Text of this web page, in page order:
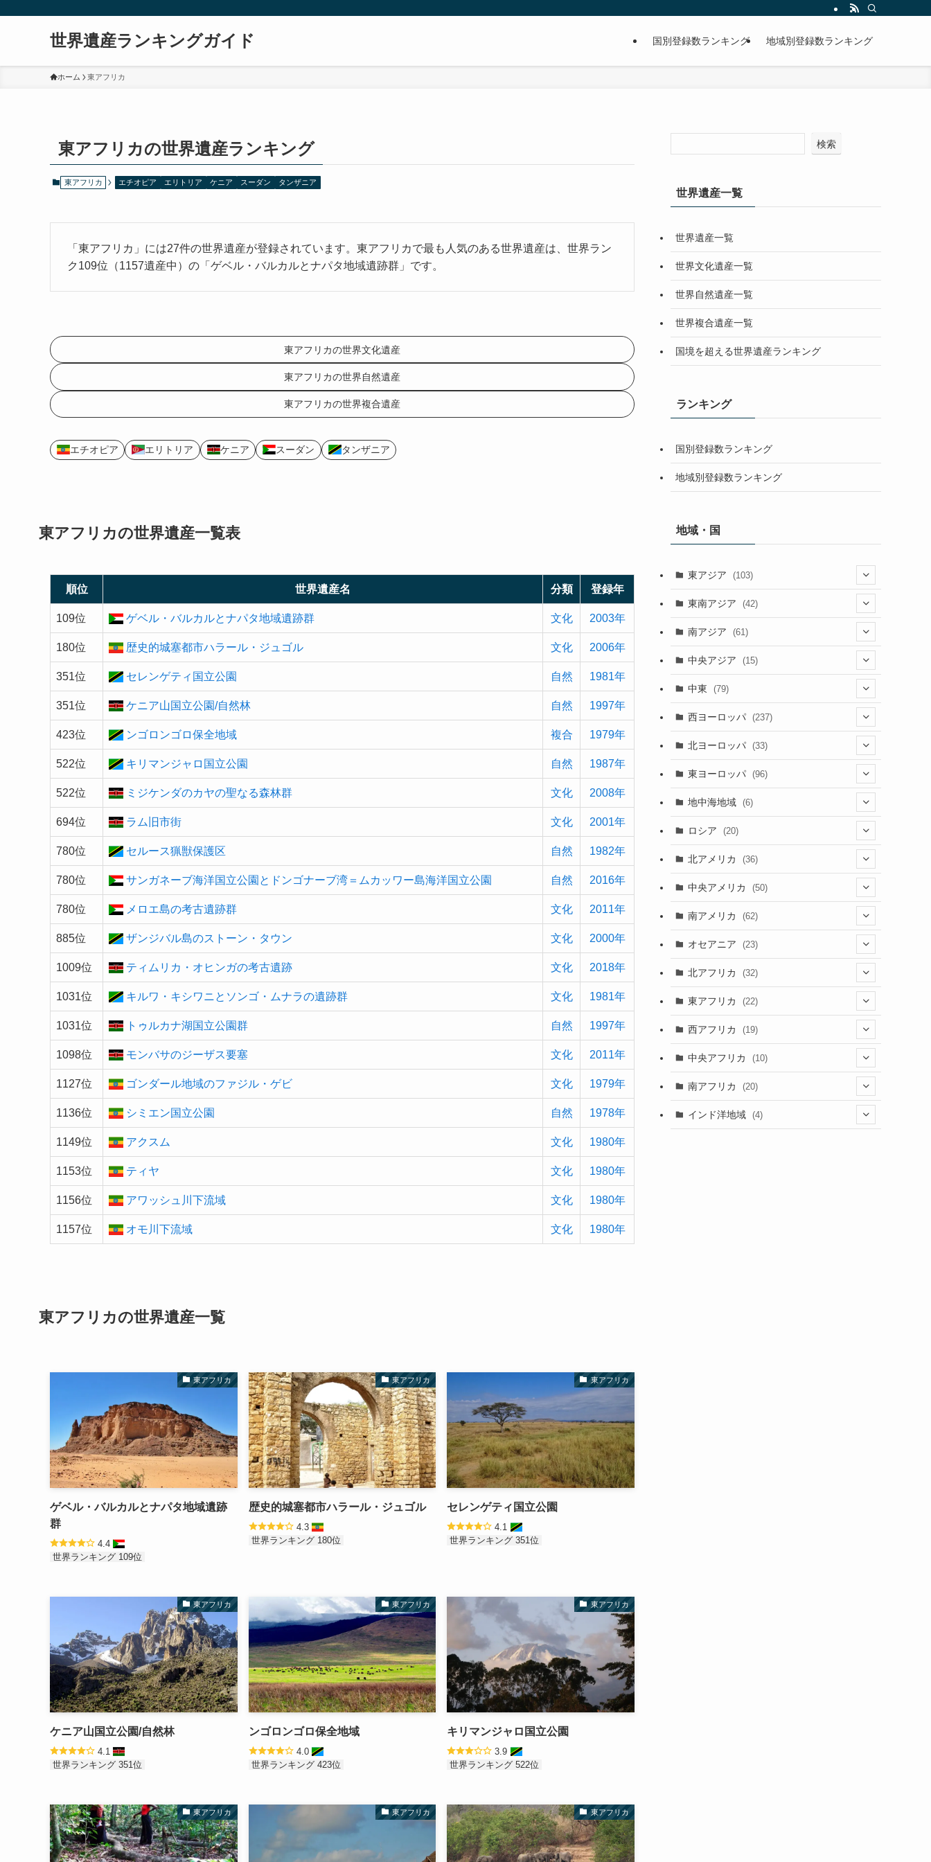
世界遺産ランキングガイド 国別登録数ランキング 地域別登録数ランキング
ホーム 東アフリカ
東アフリカの世界遺産ランキング
東アフリカ エチオピア エリトリア ケニア スーダン タンザニア
「東アフリカ」には27件の世界遺産が登録されています。東アフリカで最も人気のある世界遺産は、世界ラン
ク109位（1157遺産中）の「ゲベル・バルカルとナパタ地域遺跡群」です。
東アフリカの世界文化遺産
東アフリカの世界自然遺産
東アフリカの世界複合遺産
エチオピア エリトリア ケニア スーダン タンザニア
東アフリカの世界遺産一覧表
順位 世界遺産名 分類 登録年
109位 ゲベル・バルカルとナパタ地域遺跡群 文化 2003年
180位 歴史的城塞都市ハラール・ジュゴル 文化 2006年
351位 セレンゲティ国立公園 自然 1981年
351位 ケニア山国立公園/自然林 自然 1997年
423位 ンゴロンゴロ保全地域 複合 1979年
522位 キリマンジャロ国立公園 自然 1987年
522位 ミジケンダのカヤの聖なる森林群 文化 2008年
694位 ラム旧市街 文化 2001年
780位 セルース猟獣保護区 自然 1982年
780位 サンガネーブ海洋国立公園とドンゴナーブ湾＝ムカッワー島海洋国立公園 自然 2016年
780位 メロエ島の考古遺跡群 文化 2011年
885位 ザンジバル島のストーン・タウン 文化 2000年
1009位 ティムリカ・オヒンガの考古遺跡 文化 2018年
1031位 キルワ・キシワニとソンゴ・ムナラの遺跡群 文化 1981年
1031位 トゥルカナ湖国立公園群 自然 1997年
1098位 モンバサのジーザス要塞 文化 2011年
1127位 ゴンダール地域のファジル・ゲビ 文化 1979年
1136位 シミエン国立公園 自然 1978年
1149位 アクスム 文化 1980年
1153位 ティヤ 文化 1980年
1156位 アワッシュ川下流域 文化 1980年
1157位 オモ川下流域 文化 1980年
東アフリカの世界遺産一覧
東アフリカ
ゲベル・バルカルとナパタ地域遺跡
群
4.4
世界ランキング 109位
東アフリカ
歴史的城塞都市ハラール・ジュゴル
4.3
世界ランキング 180位
東アフリカ
セレンゲティ国立公園
4.1
世界ランキング 351位
東アフリカ
ケニア山国立公園/自然林
4.1
世界ランキング 351位
東アフリカ
ンゴロンゴロ保全地域
4.0
世界ランキング 423位
東アフリカ
キリマンジャロ国立公園
3.9
世界ランキング 522位
東アフリカ 東アフリカ 東アフリカ
検索
世界遺産一覧
世界遺産一覧
世界文化遺産一覧
世界自然遺産一覧
世界複合遺産一覧
国境を超える世界遺産ランキング
ランキング
国別登録数ランキング
地域別登録数ランキング
地域・国
東アジア (103)
(25)
(5)
(15)
東南アジア (42)
(9)
(3)
(8)
(4)
(2)
南アジア (61)
(40)
(6)
中央アジア (15)
(5)
中東 (79)
(2)
(1)
(20)
(5)
(1)
(12)
(1)
(3)
(5)
(5)
西ヨーロッパ (237)
(1)
(46)
(26)
(1)
(12)
(39)
(46)
(2)
(35)
(12)
(1)
北ヨーロッパ (33)
(3)
(13)
(8)
東ヨーロッパ (96)
(2)
(3)
(9)
(4)
(8)
(4)
(5)
(15)
(5)
地中海地域 (6)
(3)
(3)
ロシア (20)
(20)
北アメリカ (36)
(21)
(16)
中央アメリカ (50)
(1)
(6)
(3)
(1)
(1)
(1)
南アメリカ (62)
(7)
(3)
(4)
(5)
(21)
(6)
オセアニア (23)
(16)
(1)
(1)
(1)
北アフリカ (32)
(7)
(6)
(7)
東アフリカ (22)
(7)
(6)
(3)
西アフリカ (19)
(1)
(1)
中央アフリカ (10)
(1)
(2)
南アフリカ (20)
(1)
インド洋地域 (4)